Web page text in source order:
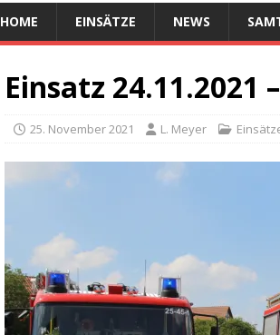
HOME EINSÄTZE NEWS
Einsatz 24.11.2021
25. November 2021 L. Meyer